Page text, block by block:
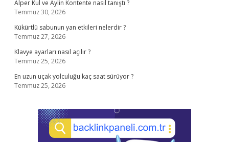
Alper Kul ve Aylin Kontente nasıl tanıştı ?
Temmuz 30, 2026
Kükürtlü sabunun yan etkileri nelerdir ?
Temmuz 27, 2026
Klavye ayarları nasıl açılır ?
Temmuz 25, 2026
En uzun uçak yolculuğu kaç saat sürüyor ?
Temmuz 25, 2026